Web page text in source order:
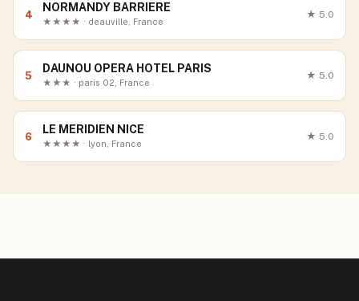
4
NORMANDY BARRIERE
★★★★ · deauville, France
★ 5.0
5
DAUNOU OPERA HOTEL PARIS
★★★ · paris 02, France
★ 5.0
6
LE MERIDIEN NICE
★★★★ · lyon, France
★ 5.0